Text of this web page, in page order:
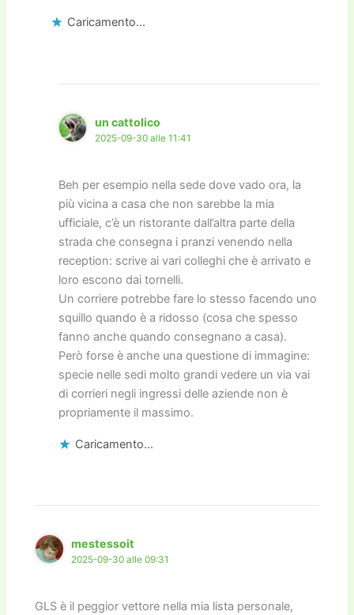
Caricamento...
un cattolico
2025-09-30 alle 11:41
Beh per esempio nella sede dove vado ora, la
più vicina a casa che non sarebbe la mia
ufficiale, c’è un ristorante dall’altra parte della
strada che consegna i pranzi venendo nella
reception: scrive ai vari colleghi che è arrivato e
loro escono dai tornelli.
Un corriere potrebbe fare lo stesso facendo uno
squillo quando è a ridosso (cosa che spesso
fanno anche quando consegnano a casa).
Però forse è anche una questione di immagine:
specie nelle sedi molto grandi vedere un via vai
di corrieri negli ingressi delle aziende non è
propriamente il massimo.
Caricamento...
mestessoit
2025-09-30 alle 09:31
GLS è il peggior vettore nella mia lista personale,